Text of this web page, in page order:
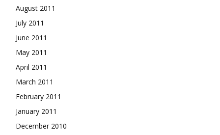
August 2011
July 2011
June 2011
May 2011
April 2011
March 2011
February 2011
January 2011
December 2010